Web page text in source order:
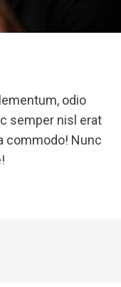
odio
semper nisl erat
commodo! Nunc